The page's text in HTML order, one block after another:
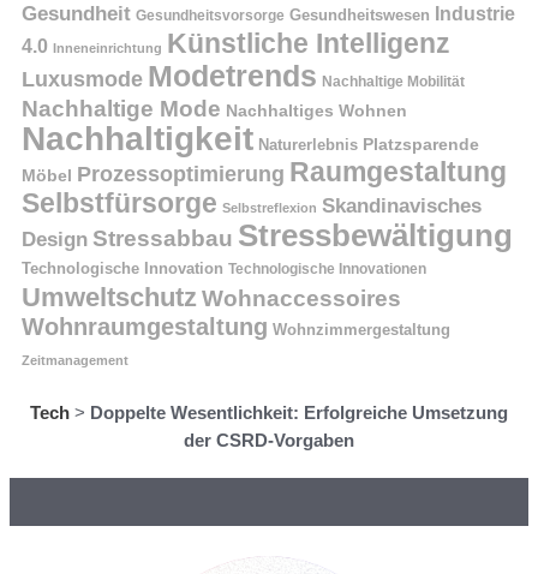
Gesundheit Gesundheitsvorsorge Gesundheitswesen Industrie
4.0 Inneneinrichtung Künstliche Intelligenz
Luxusmode Modetrends Nachhaltige Mobilität
Nachhaltige Mode Nachhaltiges Wohnen
Nachhaltigkeit Naturerlebnis Platzsparende
Möbel Prozessoptimierung Raumgestaltung
Selbstfürsorge Selbstreflexion Skandinavisches
Design Stressabbau Stressbewältigung
Technologische Innovation Technologische Innovationen
Umweltschutz Wohnaccessoires
Wohnraumgestaltung Wohnzimmergestaltung
Zeitmanagement
Tech > Doppelte Wesentlichkeit: Erfolgreiche Umsetzung
der CSRD-Vorgaben